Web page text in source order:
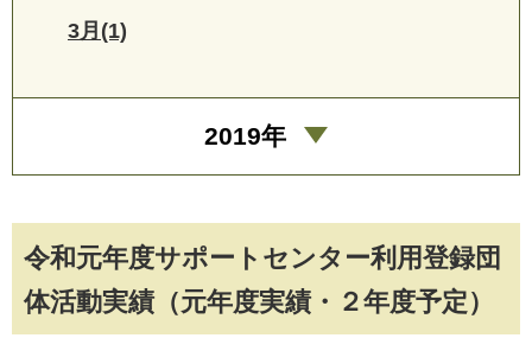
令和元年度サポートセンター利用登録団
体活動実績（元年度実績・２年度予定）
3月(1)
2019年